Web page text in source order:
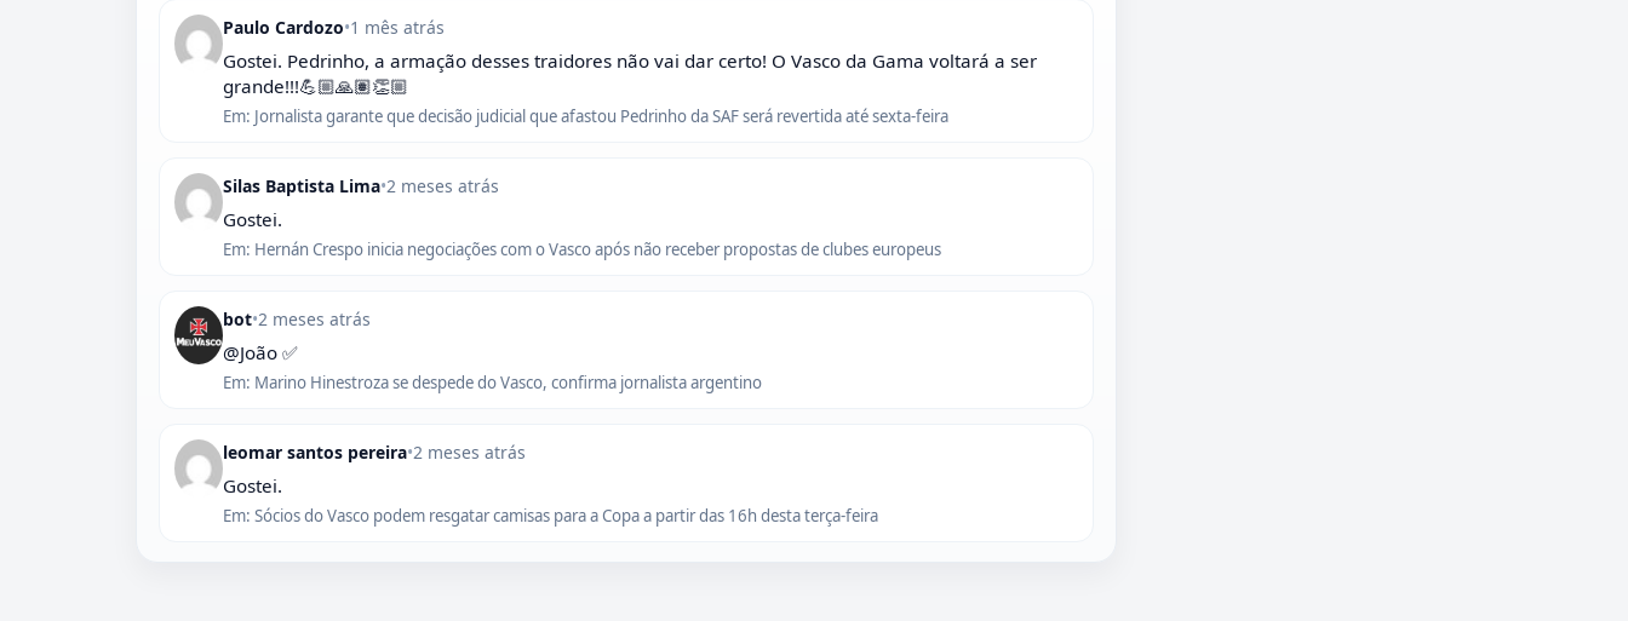
Paulo Cardozo•1 mês atrás
Gostei. Pedrinho, a armação desses traidores não vai dar certo! O Vasco da Gama voltará a ser
grande!!!💪🏼🙏🏽👏🏼
Em: Jornalista garante que decisão judicial que afastou Pedrinho da SAF será revertida até sexta-feira
Silas Baptista Lima•2 meses atrás
Gostei.
Em: Hernán Crespo inicia negociações com o Vasco após não receber propostas de clubes europeus
bot•2 meses atrás
@João ✅
Em: Marino Hinestroza se despede do Vasco, confirma jornalista argentino
leomar santos pereira•2 meses atrás
Gostei.
Em: Sócios do Vasco podem resgatar camisas para a Copa a partir das 16h desta terça-feira